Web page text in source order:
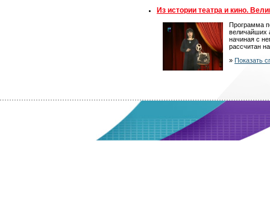
Из истории театра и кино.
Программа
величайших
начиная с
рассчитан
» Показать